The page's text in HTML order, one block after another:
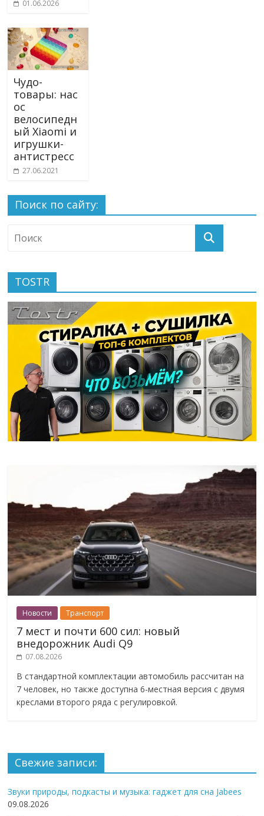
01.06.2026
Чудо-
товары: нас
ос
велосипедн
ый Xiaomi и
игрушки-
антистресс
27.06.2021
Поиск по сайту:
TOSTR
Новости Транспорт
7 мест и почти 600 сил: новый
внедорожник Audi Q9
07.08.2026
В стандартной комплектации автомобиль рассчитан на
7 человек, но также доступна 6-местная версия с двумя
креслами второго ряда с регулировкой.
Свежие записи:
Звуки природы, подкасты и музыка: гаджет для сна Jabees
09.08.2026